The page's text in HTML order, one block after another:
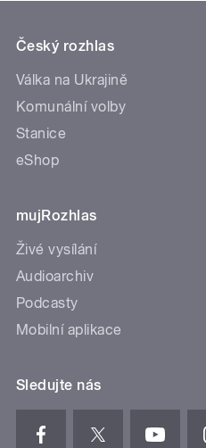
Český rozhlas
Válka na Ukrajině
Komunální volby
Stanice
eShop
mujRozhlas
Živé vysílání
Audioarchiv
Podcasty
Mobilní aplikace
Sledujte nás